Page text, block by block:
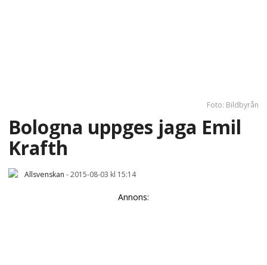
Foto: Bildbyrån
Bologna uppges jaga Emil
Krafth
Allsvenskan -2015-08-03 kl 15:14
Annons: